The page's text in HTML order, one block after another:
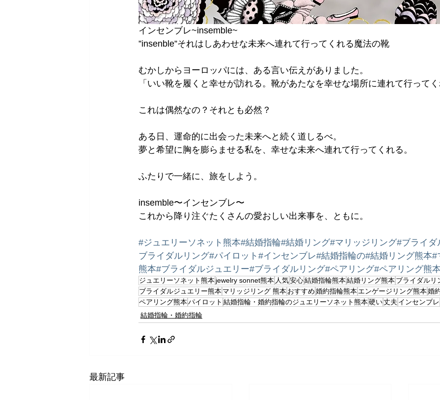
インセンブレ~insemble~
”insenble”それはしあわせな未来へ連れて行ってくれる魔法の靴
むかしからヨーロッパには、ある言い伝えがありました。
「いい靴を履くと幸せが訪れる。靴があたなを幸せな場所に連れて行って
これは偶然なの？それとも必然？
ある日、運命的に出会った未来へと続く道しるべ。
夢と希望に胸を膨らませる私を、幸せな未来へ連れて行ってくれる。
ふたりで一緒に、旅をしよう。
insemble〜インセンブレ〜
これから降り注ぐたくさんの愛おしい出来事を、ともに。
#ジュエリーソネット熊本#結婚指輪#結婚リング#マリッジリング#ブライダ
ブライダルリング#パイロット #インセンブレ#結婚指輪の#結婚リング熊本#
熊本#ブライダルジュエリー#ブライダルリング#ペアリング#ペアリング熊
ジュエリーソネット熊本 jewelry sonnet熊本 人気安心結婚指輪熊本結婚リング熊本 ブライダルリ
ブライダルジュエリー熊本 マリッジリング 熊本 おすすめ婚約指輪熊本 エンゲージリング熊本婚
ペアリング熊本パイロット 結婚指輪・婚約指輪のジュエリーソネット熊本硬い丈夫 インセンブレ
結婚指輪・婚約指輪
最新記事